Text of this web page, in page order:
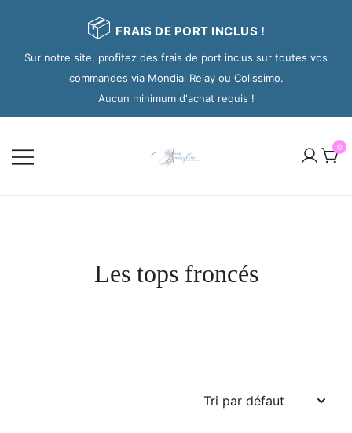
📦 FRAIS DE PORT INCLUS !
Sur notre site, profitez des frais de port inclus sur toutes vos
commandes via Mondial Relay ou Colissimo.
Aucun minimum d'achat requis !
0
Les tops froncés